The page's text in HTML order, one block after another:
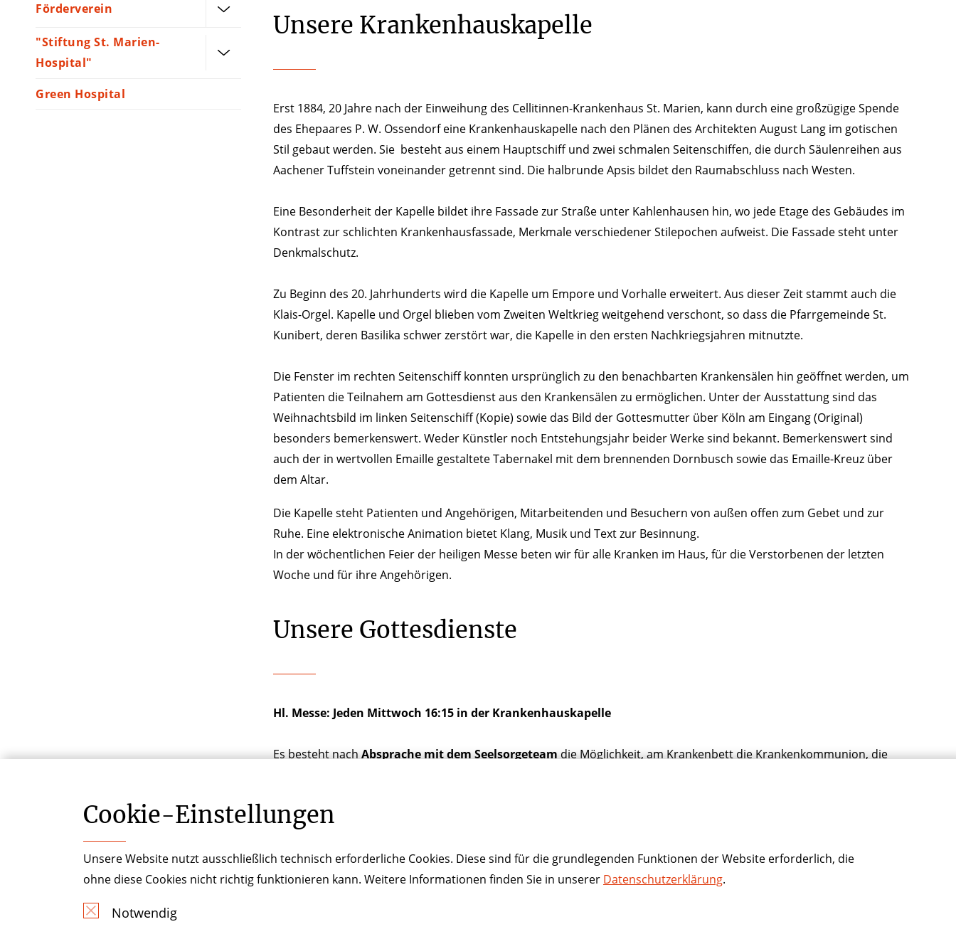
Förderverein
"Stiftung St. Marien-
Hospital"
Green Hospital
Unsere Krankenhauskapelle
Erst 1884, 20 Jahre nach der Einweihung des Cellitinnen-Krankenhaus St. Marien, kann durch eine großzügige Spende
des Ehepaares P. W. Ossendorf eine Krankenhauskapelle nach den Plänen des Architekten August Lang im gotischen
Stil gebaut werden. Sie besteht aus einem Hauptschiff und zwei schmalen Seitenschiffen, die durch Säulenreihen aus
Aachener Tuffstein voneinander getrennt sind. Die halbrunde Apsis bildet den Raumabschluss nach Westen.
Eine Besonderheit der Kapelle bildet ihre Fassade zur Straße unter Kahlenhausen hin, wo jede Etage des Gebäudes im
Kontrast zur schlichten Krankenhausfassade, Merkmale verschiedener Stilepochen aufweist. Die Fassade steht unter
Denkmalschutz.
Zu Beginn des 20. Jahrhunderts wird die Kapelle um Empore und Vorhalle erweitert. Aus dieser Zeit stammt auch die
Klais-Orgel. Kapelle und Orgel blieben vom Zweiten Weltkrieg weitgehend verschont, so dass die Pfarrgemeinde St.
Kunibert, deren Basilika schwer zerstört war, die Kapelle in den ersten Nachkriegsjahren mitnutzte.
Die Fenster im rechten Seitenschiff konnten ursprünglich zu den benachbarten Krankensälen hin geöffnet werden, um
Patienten die Teilnahem am Gottesdienst aus den Krankensälen zu ermöglichen. Unter der Ausstattung sind das
Weihnachtsbild im linken Seitenschiff (Kopie) sowie das Bild der Gottesmutter über Köln am Eingang (Original)
besonders bemerkenswert. Weder Künstler noch Entstehungsjahr beider Werke sind bekannt. Bemerkenswert sind
auch der in wertvollen Emaille gestaltete Tabernakel mit dem brennenden Dornbusch sowie das Emaille-Kreuz über
dem Altar.
Die Kapelle steht Patienten und Angehörigen, Mitarbeitenden und Besuchern von außen offen zum Gebet und zur
Ruhe. Eine elektronische Animation bietet Klang, Musik und Text zur Besinnung.
In der wöchentlichen Feier der heiligen Messe beten wir für alle Kranken im Haus, für die Verstorbenen der letzten
Woche und für ihre Angehörigen.
Unsere Gottesdienste
Hl. Messe: Jeden Mittwoch 16:15 in der Krankenhauskapelle
Es besteht nachAbsprache mit dem Seelsorgeteamdie Möglichkeit, am Krankenbett die Krankenkommunion, die
Cookie-­Einstellungen
Unsere Website nutzt ausschließlich technisch erforderliche Cookies. Diese sind für die grundlegenden Funktionen der Website erforderlich, die
ohne diese Cookies nicht richtig funktionieren kann. Weitere Informationen finden Sie in unserer Datenschutzerklärung.
Notwendig